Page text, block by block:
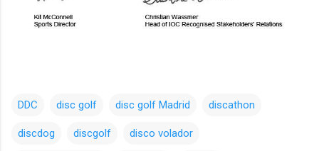
DDC disc golf disc golf Madrid discathon
discdog discgolf disco volador